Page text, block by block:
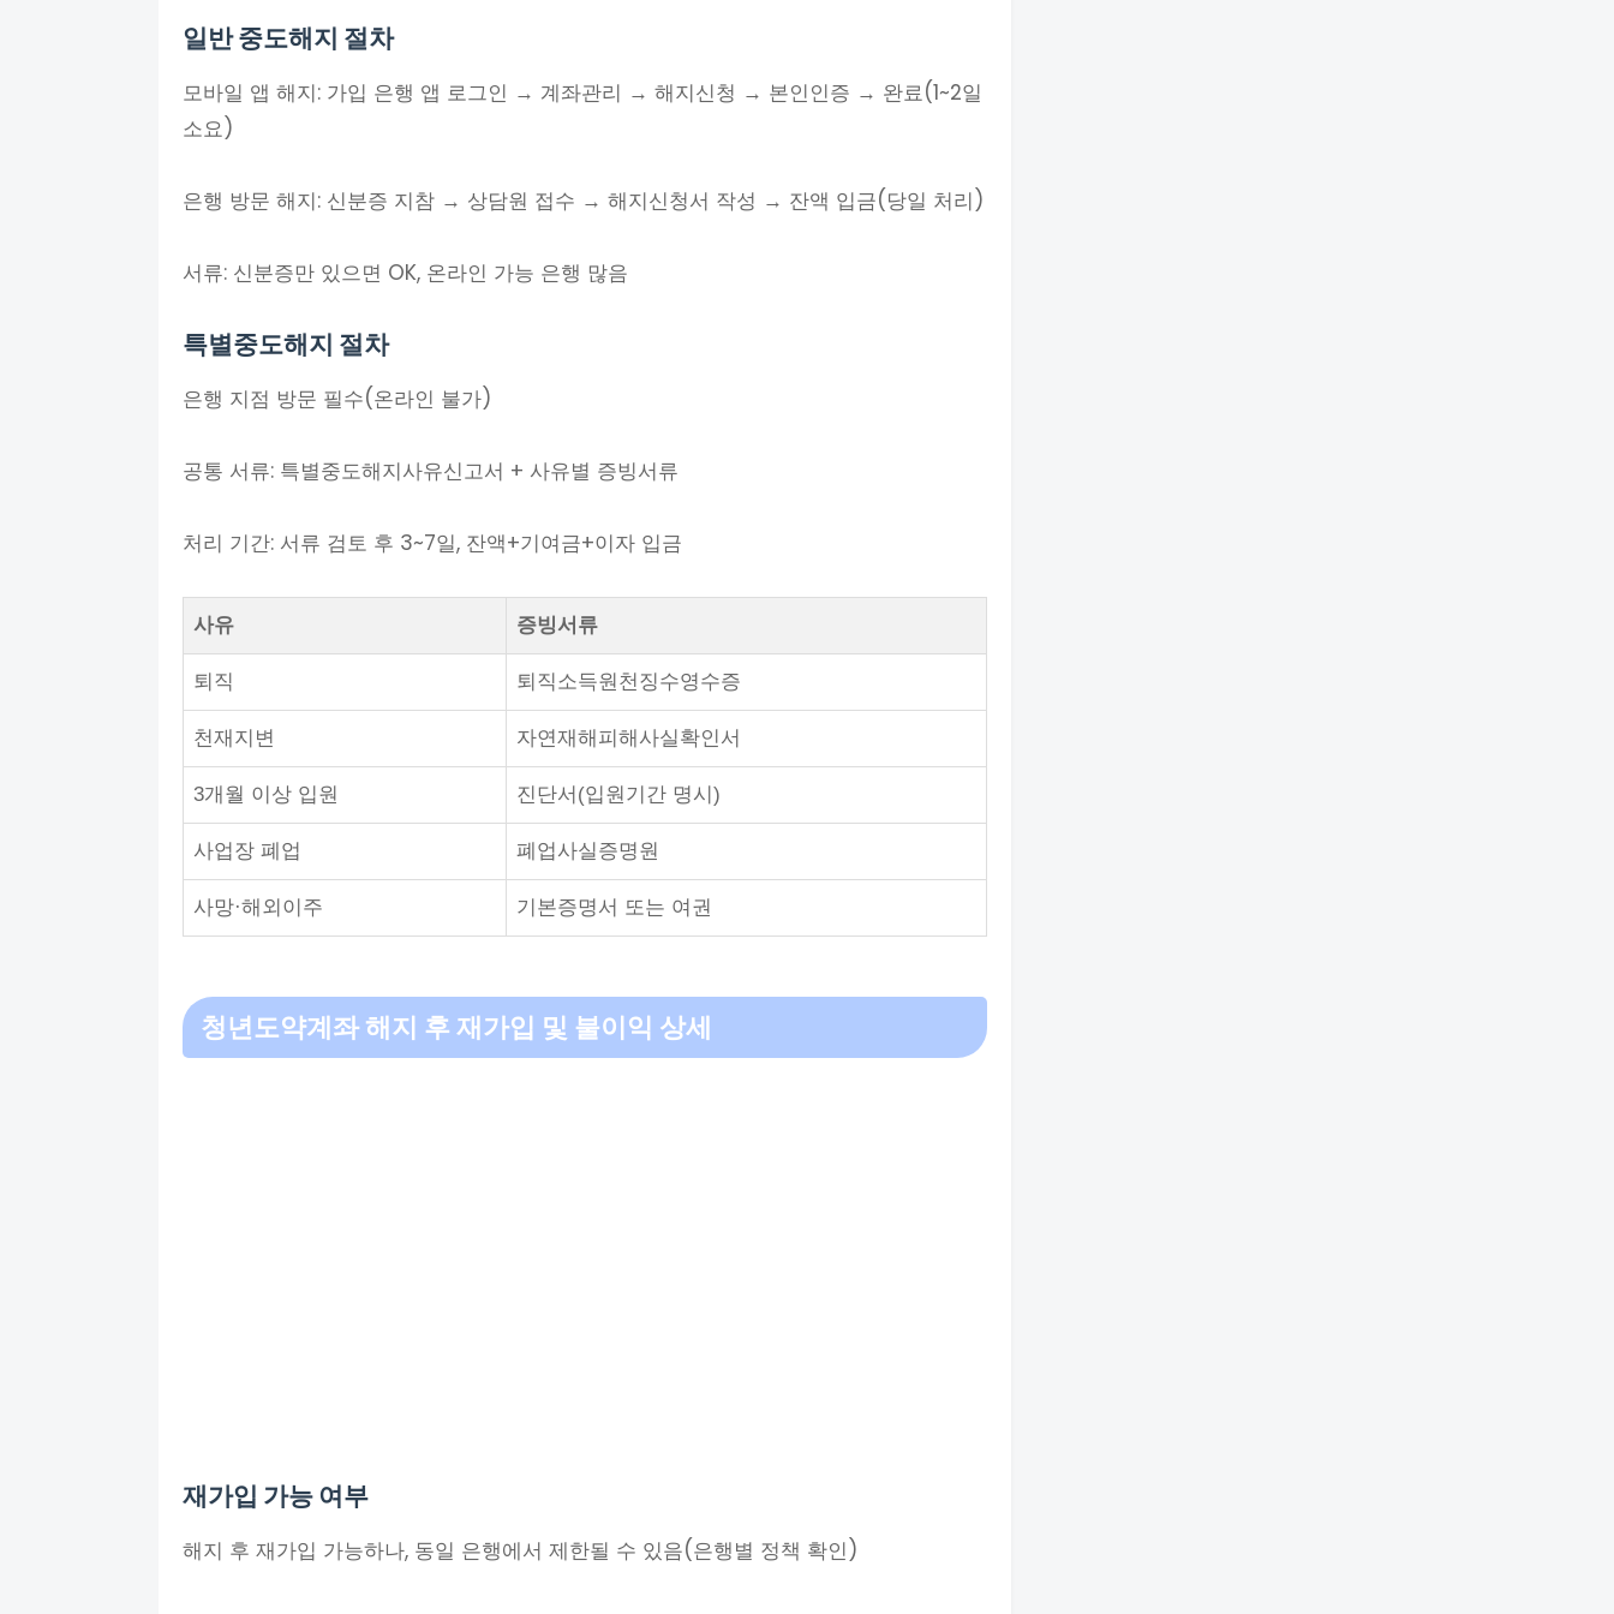
일반 중도해지 절차
모바일 앱 해지: 가입 은행 앱 로그인 → 계좌관리 → 해지신청 → 본인인증 → 완료(1~2일
소요)
은행 방문 해지: 신분증 지참 → 상담원 접수 → 해지신청서 작성 → 잔액 입금(당일 처리)
서류: 신분증만 있으면 OK, 온라인 가능 은행 많음
특별중도해지 절차
은행 지점 방문 필수(온라인 불가)
공통 서류: 특별중도해지사유신고서 + 사유별 증빙서류
처리 기간: 서류 검토 후 3~7일, 잔액+기여금+이자 입금
사유 증빙서류
퇴직 퇴직소득원천징수영수증
천재지변 자연재해피해사실확인서
3개월 이상 입원 진단서(입원기간 명시)
사업장 폐업 폐업사실증명원
사망·해외이주 기본증명서 또는 여권
청년도약계좌해지 후 재가입 및 불이익 상세
재가입 가능 여부
해지 후 재가입 가능하나, 동일 은행에서 제한될 수 있음(은행별 정책 확인)